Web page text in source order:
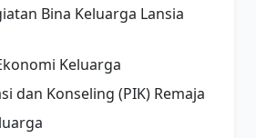
Bina Keluarga Lansia
Keluarga
dan Konseling (PIK) Remaja